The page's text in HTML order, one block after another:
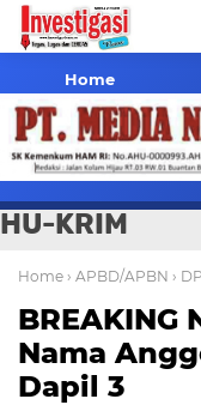
Home
HU-KRIM
Home › APBD/APBN ›
BREAKING
Nama
Dapil 3